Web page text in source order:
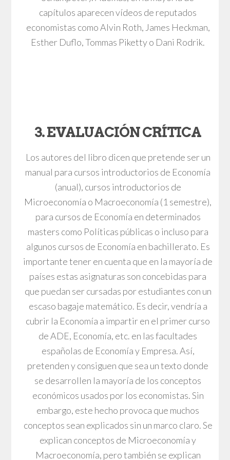
capítulos aparecen vídeos de reputados
economistas como Alvin Roth, James Heckman,
Esther Duflo, Tommas Piketty o Dani Rodrik.
3. EVALUACIÓN CRÍTICA
Los autores del libro dicen que pretende ser un
manual para cursos introductorios de Economía
(anual), cursos introductorios de
Microeconomía o Macroeconomía (1 semestre),
para cursos de Economía en determinados
masters como Políticas públicas o incluso para
algunos cursos de Economía en bachillerato. Es
importante tener en cuenta que en la mayoría de
países estas asignaturas son concebidas para
que puedan ser cursadas por estudiantes con un
escaso bagaje matemático. Es decir, vendría a
cubrir la Economía a impartir en el primer curso
de ADE, Economía, etc. en las facultades
españolas de Economía y Empresa. Así,
pretenden y consiguen que sea un texto donde
se desarrollen la mayoría de los conceptos
económicos usados por los economistas. Sin
embargo, este hecho provoca que muchos
conceptos sean explicados sin un marco claro. Se
explican conceptos de Microeconomía y
Macroeconomía, pero también se explican